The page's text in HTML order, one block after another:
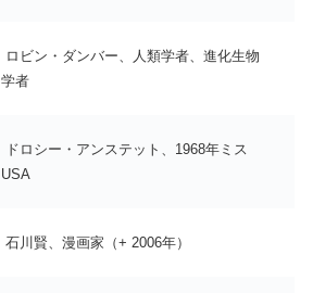
ロビン・ダンバー、人類学者、進化生物
学者
ドロシー・アンステット、1968年ミス
USA
石川賢、漫画家（+ 2006年）